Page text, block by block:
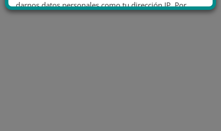
darnos datos personales como tu dirección IP. Por